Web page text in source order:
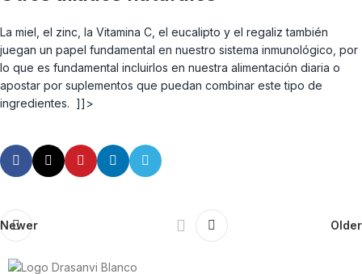
La miel, el zinc, la Vitamina C, el eucalipto y el regaliz también
juegan un papel fundamental en nuestro sistema inmunológico, por
lo que es fundamental incluirlos en nuestra alimentación diaria o
apostar por suplementos que puedan combinar este tipo de
ingredientes. ]]>
Newer Older